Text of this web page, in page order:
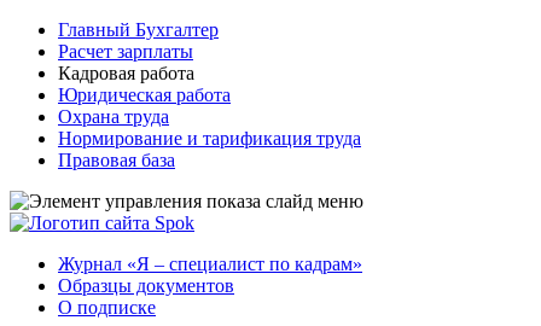
Главный Бухгалтер
Расчет зарплаты
Кадровая работа
Юридическая работа
Охрана труда
Нормирование и тарификация труда
Правовая база
Журнал «Я – специалист по кадрам»
Образцы документов
О подписке